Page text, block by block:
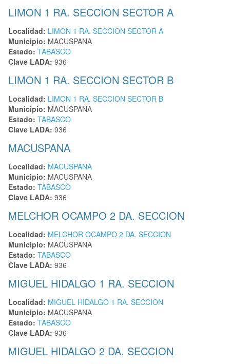
LIMON 1 RA. SECCION SECTOR A
Localidad: LIMON 1 RA. SECCION SECTOR A
Municipio: MACUSPANA
Estado: TABASCO
Clave LADA: 936
LIMON 1 RA. SECCION SECTOR B
Localidad: LIMON 1 RA. SECCION SECTOR B
Municipio: MACUSPANA
Estado: TABASCO
Clave LADA: 936
MACUSPANA
Localidad: MACUSPANA
Municipio: MACUSPANA
Estado: TABASCO
Clave LADA: 936
MELCHOR OCAMPO 2 DA. SECCION
Localidad: MELCHOR OCAMPO 2 DA. SECCION
Municipio: MACUSPANA
Estado: TABASCO
Clave LADA: 936
MIGUEL HIDALGO 1 RA. SECCION
Localidad: MIGUEL HIDALGO 1 RA. SECCION
Municipio: MACUSPANA
Estado: TABASCO
Clave LADA: 936
MIGUEL HIDALGO 2 DA. SECCION